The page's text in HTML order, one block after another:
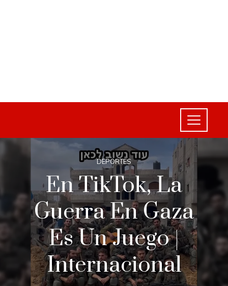
DEPORTES
En TikTok, La
Guerra En Gaza
Es Un Juego |
Internacional